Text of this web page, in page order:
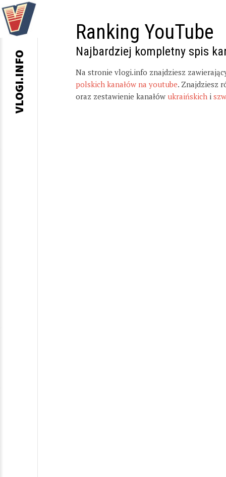
Ranking YouTube
Najbardziej kompletny spis
Na stronie vlogi.info znajdziesz
polskich kanałów na youtube. Znajdziesz
oraz zestawienie kanałów ukraińskich i
VLOGI.INFO